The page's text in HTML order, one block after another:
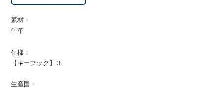
素材：
牛革
仕様：
【キーフック】３
生産国：